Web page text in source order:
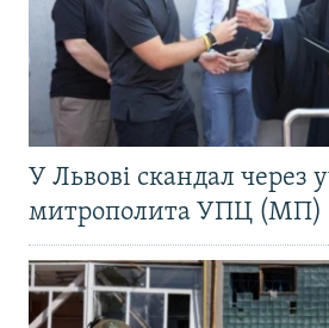
У Львові скандал через
митрополита УПЦ (МП)